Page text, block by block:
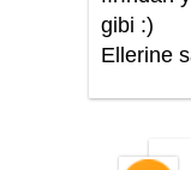
gibi :)
Ellerine